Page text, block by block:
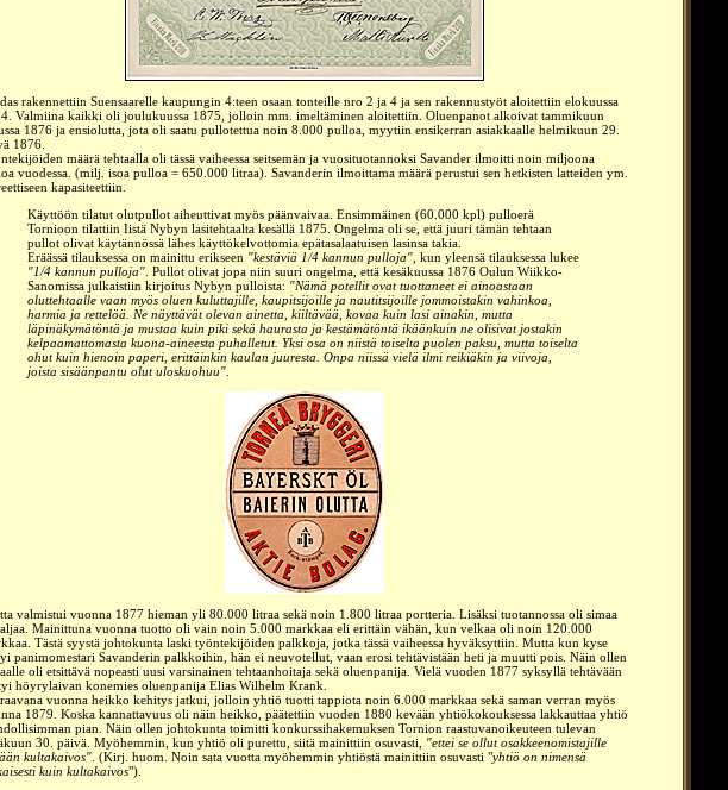
rakennettiin Suensaarelle kaupungin 4:teen osaan tonteille nro 2 ja 4 ja sen rakennustyöt aloitettiin elokuussa
Valmiina kaikki oli joulukuussa 1875, jolloin mm. imeltäminen aloitettiin. Oluenpanot alkoivat tammikuun
1876 ja ensiolutta, jota oli saatu pullotettua noin 8.000 pulloa, myytiin ensikerran asiakkaalle helmikuun 29.
1876.
määrä tehtaalla oli tässä vaiheessa seitsemän ja vuosituotannoksi Savander ilmoitti noin miljoona
vuodessa. (milj. isoa pulloa = 650.000 litraa). Savanderin ilmoittama määrä perustui sen hetkisten latteiden ym.
kapasiteettiin.
Käyttöön tilatut olutpullot aiheuttivat myös päänvaivaa. Ensimmäinen (60.000 kpl) pulloerä
Tornioon tilattiin Iistä Nybyn lasitehtaalta kesällä 1875. Ongelma oli se, että juuri tämän tehtaan
pullot olivat käytännössä lähes käyttökelvottomia epätasalaatuisen lasinsa takia.
Eräässä tilauksessa on mainittu erikseen "kestäviä 1/4 kannun pulloja" , kun yleensä tilauksessa lukee
"1/4 kannun pulloja" . Pullot olivat jopa niin suuri ongelma, että kesäkuussa 1876 Oulun Wiikko-
Sanomissa julkaistiin kirjoitus Nybyn pulloista: "Nämä potellit ovat tuottaneet ei ainoastaan
oluttehtaalle vaan myös oluen kuluttajille, kaupitsijoille ja nautitsijoille jommoistakin vahinkoa,
harmia ja rettelöä. Ne näyttävät olevan ainetta, kiiltävää, kovaa kuin lasi ainakin, mutta
läpinäkymätöntä ja mustaa kuin piki sekä haurasta ja kestämätöntä ikäänkuin ne olisivat jostakin
kelpaamattomasta kuona-aineesta puhalletut. Yksi osa on niistä toiselta puolen paksu, mutta toiselta
ohut kuin hienoin paperi, erittäinkin kaulan juuresta. Onpa niissä vielä ilmi reikiäkin ja viivoja,
joista sisäänpantu olut uloskuohuu"
valmistui vuonna 1877 hieman yli 80.000 litraa sekä noin 1.800 litraa portteria. Lisäksi tuotannossa oli simaa
Mainittuna vuonna tuotto oli vain noin 5.000 markkaa eli erittäin vähän, kun velkaa oli noin 120.000
Tästä syystä johtokunta laski työntekijöiden palkkoja, jotka tässä vaiheessa hyväksyttiin. Mutta kun kyse
panimomestari Savanderin palkkoihin, hän ei neuvotellut, vaan erosi tehtävistään heti ja muutti pois. Näin ollen
oli etsittävä nopeasti uusi varsinainen tehtaanhoitaja sekä oluenpanija. Vielä vuoden 1877 syksyllä tehtävään
höyrylaivan konemies oluenpanija Elias Wilhelm Krank.
vuonna heikko kehitys jatkui, jolloin yhtiö tuotti tappiota noin 6.000 markkaa sekä saman verran myös
1879. Koska kannattavuus oli näin heikko, päätettiin vuoden 1880 kevään yhtiökokouksessa lakkauttaa yhtiö
pian. Näin ollen johtokunta toimitti konkurssihakemuksen Tornion raastuvanoikeuteen tulevan
30. päivä. Myöhemmin, kun yhtiö oli purettu, siitä mainittiin osuvasti, "ettei se ollut osakkeenomistajille
kultakaivos" (Kirj. huom. Noin sata vuotta myöhemmin yhtiöstä mainittiin osuvasti "yhtiö on nimensä
kuin kultakaivos").